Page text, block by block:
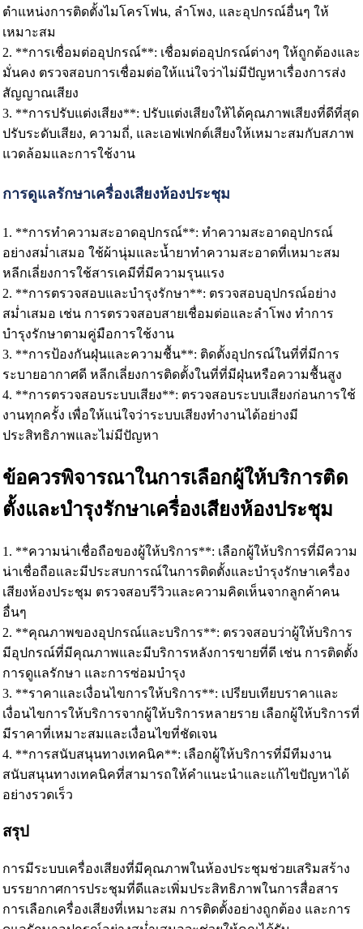
ตำแหน่งการติดตั้งไมโครโฟน, ลำโพง, และอุปกรณ์อื่นๆ ให้
เหมาะสม
2. **การเชื่อมต่ออุปกรณ์**: เชื่อมต่ออุปกรณ์ต่างๆ ให้ถูกต้องและ
มั่นคง ตรวจสอบการเชื่อมต่อให้แน่ใจว่าไม่มีปัญหาเรื่องการส่ง
สัญญาณเสียง
3. **การปรับแต่งเสียง**: ปรับแต่งเสียงให้ได้คุณภาพเสียงที่ดีที่สุด
ปรับระดับเสียง, ความถี่, และเอฟเฟกต์เสียงให้เหมาะสมกับสภาพ
แวดล้อมและการใช้งาน
การดูแลรักษาเครื่องเสียงห้องประชุม
1. **การทำความสะอาดอุปกรณ์**: ทำความสะอาดอุปกรณ์
อย่างสม่ำเสมอ ใช้ผ้านุ่มและน้ำยาทำความสะอาดที่เหมาะสม
หลีกเลี่ยงการใช้สารเคมีที่มีความรุนแรง
2. **การตรวจสอบและบำรุงรักษา**: ตรวจสอบอุปกรณ์อย่าง
สม่ำเสมอ เช่น การตรวจสอบสายเชื่อมต่อและลำโพง ทำการ
บำรุงรักษาตามคู่มือการใช้งาน
3. **การป้องกันฝุ่นและความชื้น**: ติดตั้งอุปกรณ์ในที่ที่มีการ
ระบายอากาศดี หลีกเลี่ยงการติดตั้งในที่ที่มีฝุ่นหรือความชื้นสูง
4. **การตรวจสอบระบบเสียง**: ตรวจสอบระบบเสียงก่อนการใช้
งานทุกครั้ง เพื่อให้แน่ใจว่าระบบเสียงทำงานได้อย่างมี
ประสิทธิภาพและไม่มีปัญหา
ข้อควรพิจารณาในการเลือกผู้ให้บริการติด
ตั้งและบำรุงรักษาเครื่องเสียงห้องประชุม
1. **ความน่าเชื่อถือของผู้ให้บริการ**: เลือกผู้ให้บริการที่มีความ
น่าเชื่อถือและมีประสบการณ์ในการติดตั้งและบำรุงรักษาเครื่อง
เสียงห้องประชุม ตรวจสอบรีวิวและความคิดเห็นจากลูกค้าคน
อื่นๆ
2. **คุณภาพของอุปกรณ์และบริการ**: ตรวจสอบว่าผู้ให้บริการ
มีอุปกรณ์ที่มีคุณภาพและมีบริการหลังการขายที่ดี เช่น การติดตั้ง
การดูแลรักษา และการซ่อมบำรุง
3. **ราคาและเงื่อนไขการให้บริการ**: เปรียบเทียบราคาและ
เงื่อนไขการให้บริการจากผู้ให้บริการหลายราย เลือกผู้ให้บริการที่
มีราคาที่เหมาะสมและเงื่อนไขที่ชัดเจน
4. **การสนับสนุนทางเทคนิค**: เลือกผู้ให้บริการที่มีทีมงาน
สนับสนุนทางเทคนิคที่สามารถให้คำแนะนำและแก้ไขปัญหาได้
อย่างรวดเร็ว
สรุป
การมีระบบเครื่องเสียงที่มีคุณภาพในห้องประชุมช่วยเสริมสร้าง
บรรยากาศการประชุมที่ดีและเพิ่มประสิทธิภาพในการสื่อสาร
การเลือกเครื่องเสียงที่เหมาะสม การติดตั้งอย่างถูกต้อง และการ